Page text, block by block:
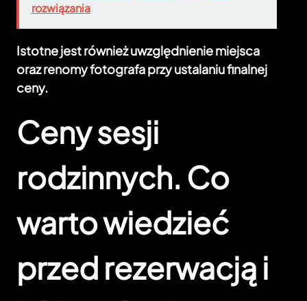
rozwiązania
Istotne jest również uwzględnienie miejsca
oraz renomy fotografa przy ustalaniu finalnej
ceny.
Ceny sesji
rodzinnych. Co
warto wiedzieć
przed rezerwacją i